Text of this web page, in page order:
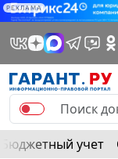
РЕКЛАМА
Бюджетный учет